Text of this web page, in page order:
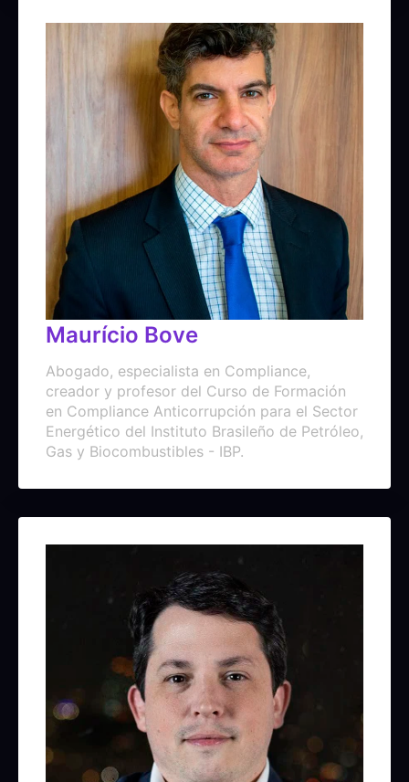
Maurício Bove
Abogado, especialista en Compliance,
creador y profesor del Curso de Formación
en Compliance Anticorrupción para el Sector
Energético del Instituto Brasileño de Petróleo,
Gas y Biocombustibles - IBP.